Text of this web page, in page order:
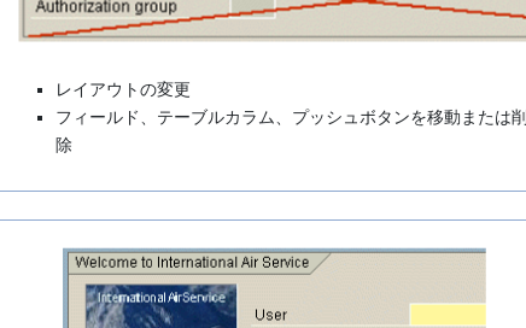
レイアウトの変更
フィールド、テーブルカラム、プッシュボタンを移動または削
除